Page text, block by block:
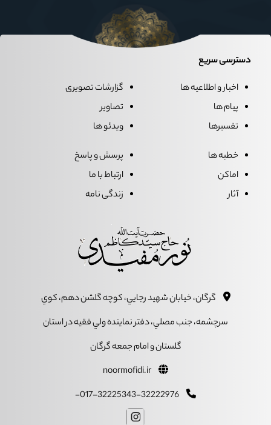
دسترسی سریع
اخبار و اطلاعیه ها
پیام ها
تفسیرها
گزارشات تصویری
تصاویر
ویدئو ها
خطبه ها
اماکن
آثار
پرسش و پاسخ
ارتباط با ما
زندگی نامه
گرگان، خيابان شهيد رجايي، کوچه گلشن دهم، کوي
سرچشمه، جنب مصلي، دفتر نماينده ولي فقيه در استان
گلستان و امام جمعه گرگان